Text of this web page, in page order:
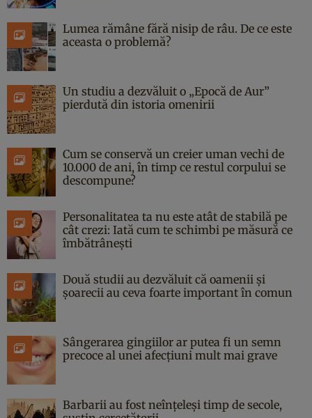
Lumea rămâne fără nisip de râu. De ce este
aceasta o problemă?
Un studiu a dezvăluit o „Epocă de Aur”
pierdută din istoria omenirii
Cum se conservă un creier uman vechi de
10.000 de ani, în timp ce restul corpului se
descompune?
Personalitatea ta nu este atât de stabilă pe
cât crezi: Iată cum te schimbi pe măsură ce
îmbătrânești
Două studii au dezvăluit că oamenii și
șoarecii au ceva foarte important în comun
Sângerarea gingiilor ar putea fi un semn
precoce al unei afecțiuni mult mai grave
Barbarii au fost neînțeleși timp de secole,